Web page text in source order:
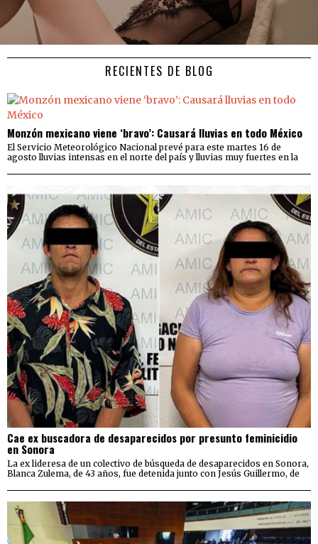
RECIENTES DE BLOG
Monzón mexicano viene ‘bravo’: Causará lluvias en todo México
El Servicio Meteorológico Nacional prevé para este martes 16 de
agosto lluvias intensas en el norte del país y lluvias muy fuertes en la
Cae ex buscadora de desaparecidos por presunto feminicidio
en Sonora
La ex lideresa de un colectivo de búsqueda de desaparecidos en Sonora,
Blanca Zulema, de 43 años, fue detenida junto con Jesús Guillermo, de